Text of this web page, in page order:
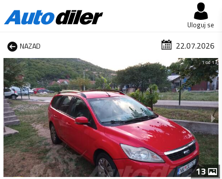
Uloguj se
NAZAD 22.07.2026
1 od 13
13